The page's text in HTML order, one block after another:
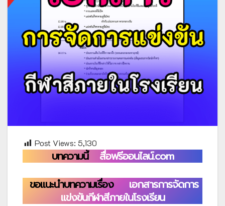
Post Views: 5,130
บทความนี้
สื่อฟรีออนไลน์.com
ขอแนะนำบทความเรื่อง
เอกสารการจัดการ
แข่งขันกีฬาสีภายในโรงเรียน